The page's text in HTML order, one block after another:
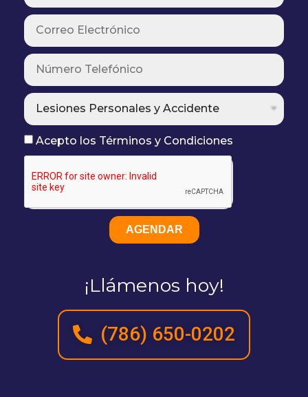
Acepto los Términos y Condiciones
AGENDAR
¡Llámenos hoy!
(786) 650-0202​